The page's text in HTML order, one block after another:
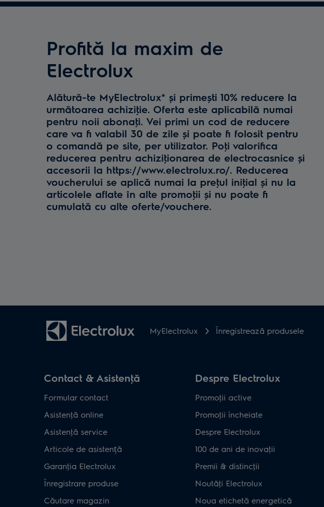
Profită la maxim de
Electrolux
Alătură-te MyElectrolux* și primești 10% reducere la
următoarea achiziţie. Oferta este aplicabilă numai
pentru noii abonaţi. Vei primi un cod de reducere
care va fi valabil 30 de zile și poate fi folosit pentru
o comandă pe site, per utilizator. Poţi valorifica
reducerea pentru achiziţionarea de electrocasnice și
accesorii la https://www.electrolux.ro/. Reducerea
voucherului se aplică numai la preţul iniţial și nu la
articolele aflate în alte promoţii și nu poate fi
cumulată cu alte oferte/vouchere.
MyElectrolux Înregistrează produsele
Contact & Asistenţă
Formular contact
Asistenţă online
Asistenţă service
Articole de asistență
Garanţia Electrolux
Înregistrare produse
Căutare magazin
Despre Electrolux
Promoţii active
Promoţii încheiate
Despre Electrolux
100 de ani de inovaţii
Premii & distincţii
Noutăţi Electrolux
Noua etichetă energetică